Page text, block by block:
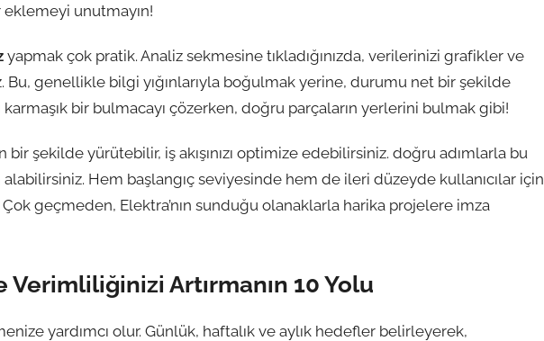
unutmayın!
yapmak çok pratik. Analiz sekmesine tıkladığınızda, verilerinizi grafikler ve
genellikle bilgi yığınlarıyla boğulmak yerine, durumu net bir şekilde
karmaşık bir bulmacayı çözerken, doğru parçaların yerlerini bulmak gibi!
bir şekilde yürütebilir, iş akışınızı optimize edebilirsiniz. doğru adımlarla bu
Hem başlangıç seviyesinde hem de ileri düzeyde kullanıcılar için
geçmeden, Elektra’nın sunduğu olanaklarla harika projelere imza
Verimliliğinizi Artırmanın 10 Yolu
yardımcı olur. Günlük, haftalık ve aylık hedefler belirleyerek,